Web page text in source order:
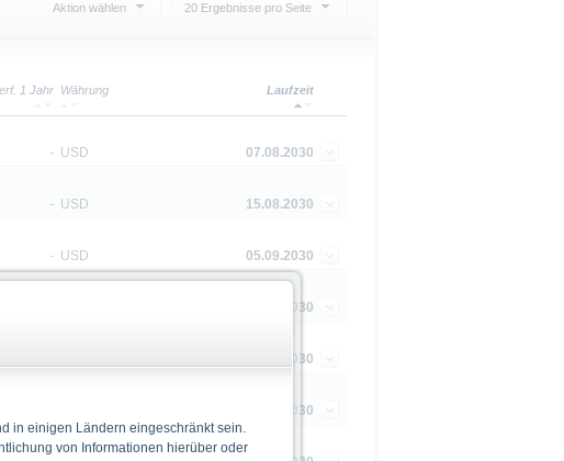
Aktion wählen 20 Ergebnisse pro Seite
1 Jahr Währung Laufzeit
- USD
07.08.2030
- USD
15.08.2030
- USD
05.09.2030
18.09.2030
19.09.2030
19.09.2030
in einigen Ländern eingeschränkt sein.
von Informationen hierüber oder